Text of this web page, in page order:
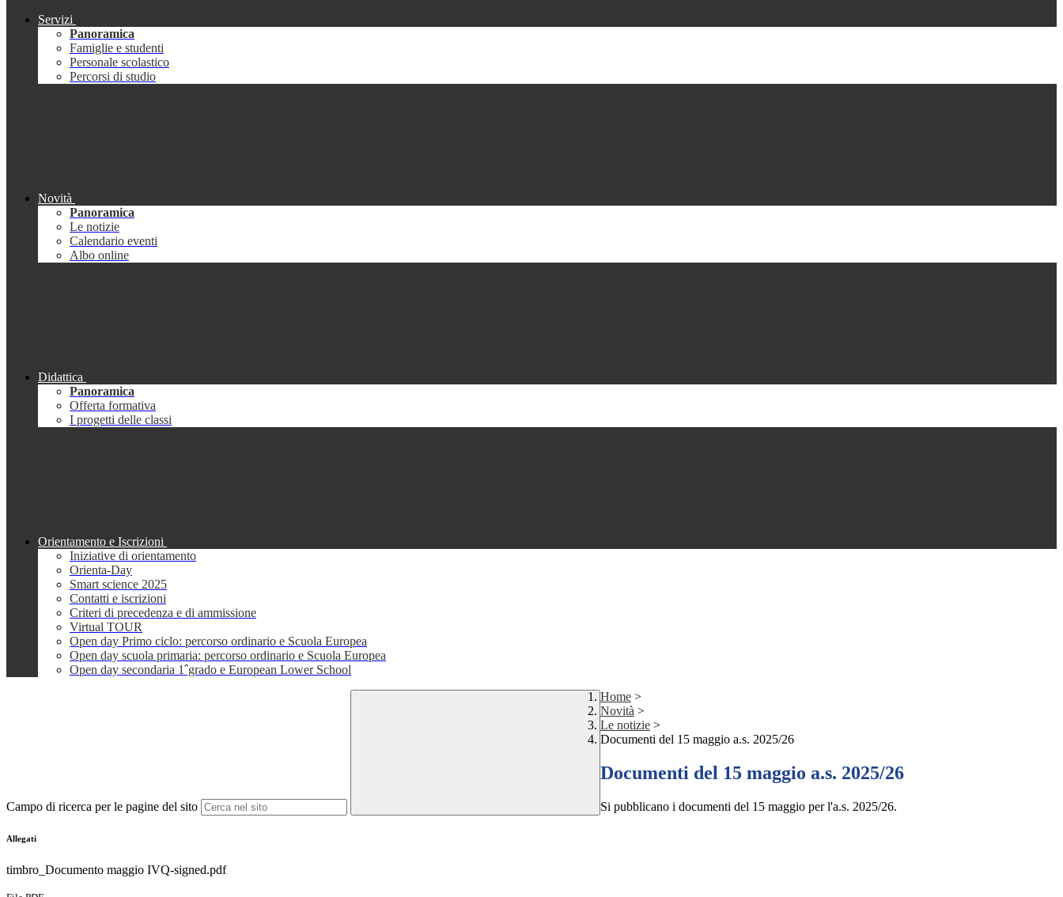
Servizi
Panoramica
Famiglie e studenti
Personale scolastico
Percorsi di studio
Novità
Panoramica
Le notizie
Calendario eventi
Albo online
Didattica
Panoramica
Offerta formativa
I progetti delle classi
Orientamento e Iscrizioni
Iniziative di orientamento
Orienta-Day
Smart science 2025
Contatti e iscrizioni
Criteri di precedenza e di ammissione
Virtual TOUR
Open day Primo ciclo: percorso ordinario e Scuola Europea
Open day scuola primaria: percorso ordinario e Scuola Europea
Open day secondaria 1ˆgrado e European Lower School
Campo di ricerca per le pagine del sito
Home >
Novità >
Le notizie >
Documenti del 15 maggio a.s. 2025/26
Documenti del 15 maggio a.s. 2025/26
Si pubblicano i documenti del 15 maggio per l'a.s. 2025/26.
Allegati
timbro_Documento maggio IVQ-signed.pdf